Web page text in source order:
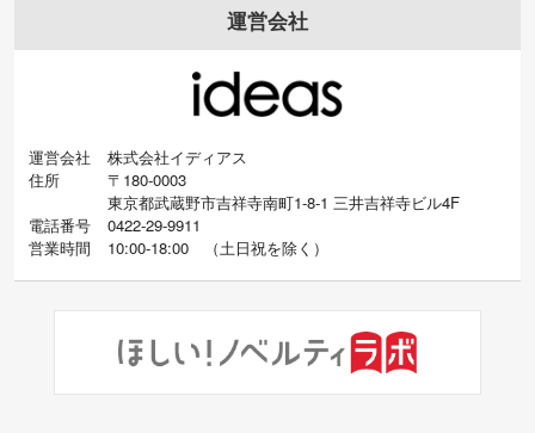
運営会社
運営会社
株式会社イディアス
住所
〒180-0003
東京都武蔵野市吉祥寺南町1-8-1 三井吉祥寺ビル4F
電話番号
0422-29-9911
営業時間
10:00-18:00 （土日祝を除く）